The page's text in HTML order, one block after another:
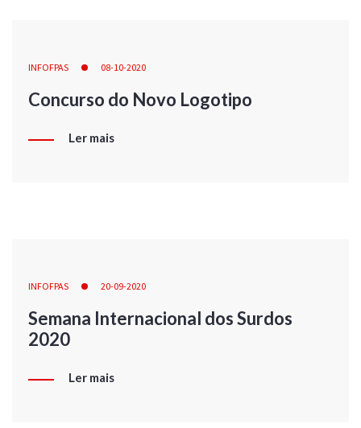
INFOFPAS 08-10-2020
Concurso do Novo Logotipo
Ler mais
INFOFPAS 20-09-2020
Semana Internacional dos Surdos
2020
Ler mais